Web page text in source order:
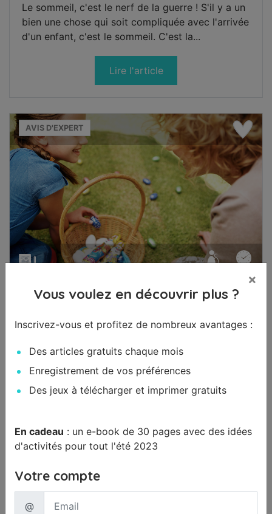
Le sommeil, c'est le nerf de la guerre ! S'il y a un
bien une chose qui soit compliquée avec l'arrivée
d'un enfant, c'est le sommeil. C'est la...
Lire l'article
AVIS D'EXPERT
Pâques: 5 astuces pour une chasse
aux œufs magique et ludique en
famille
Organiser une chasse aux œufs à Pâques : 5
idées pour une fête egg-citante ! Pâques
Lire l'article
×
Vous voulez en découvrir plus ?
Inscrivez-vous et profitez de nombreux avantages :
Des articles gratuits chaque mois
Enregistrement de vos préférences
Des jeux à télécharger et imprimer gratuits
En cadeau : un e-book de 30 pages avec des idées
d'activités pour tout l'été 2023
Votre compte
@